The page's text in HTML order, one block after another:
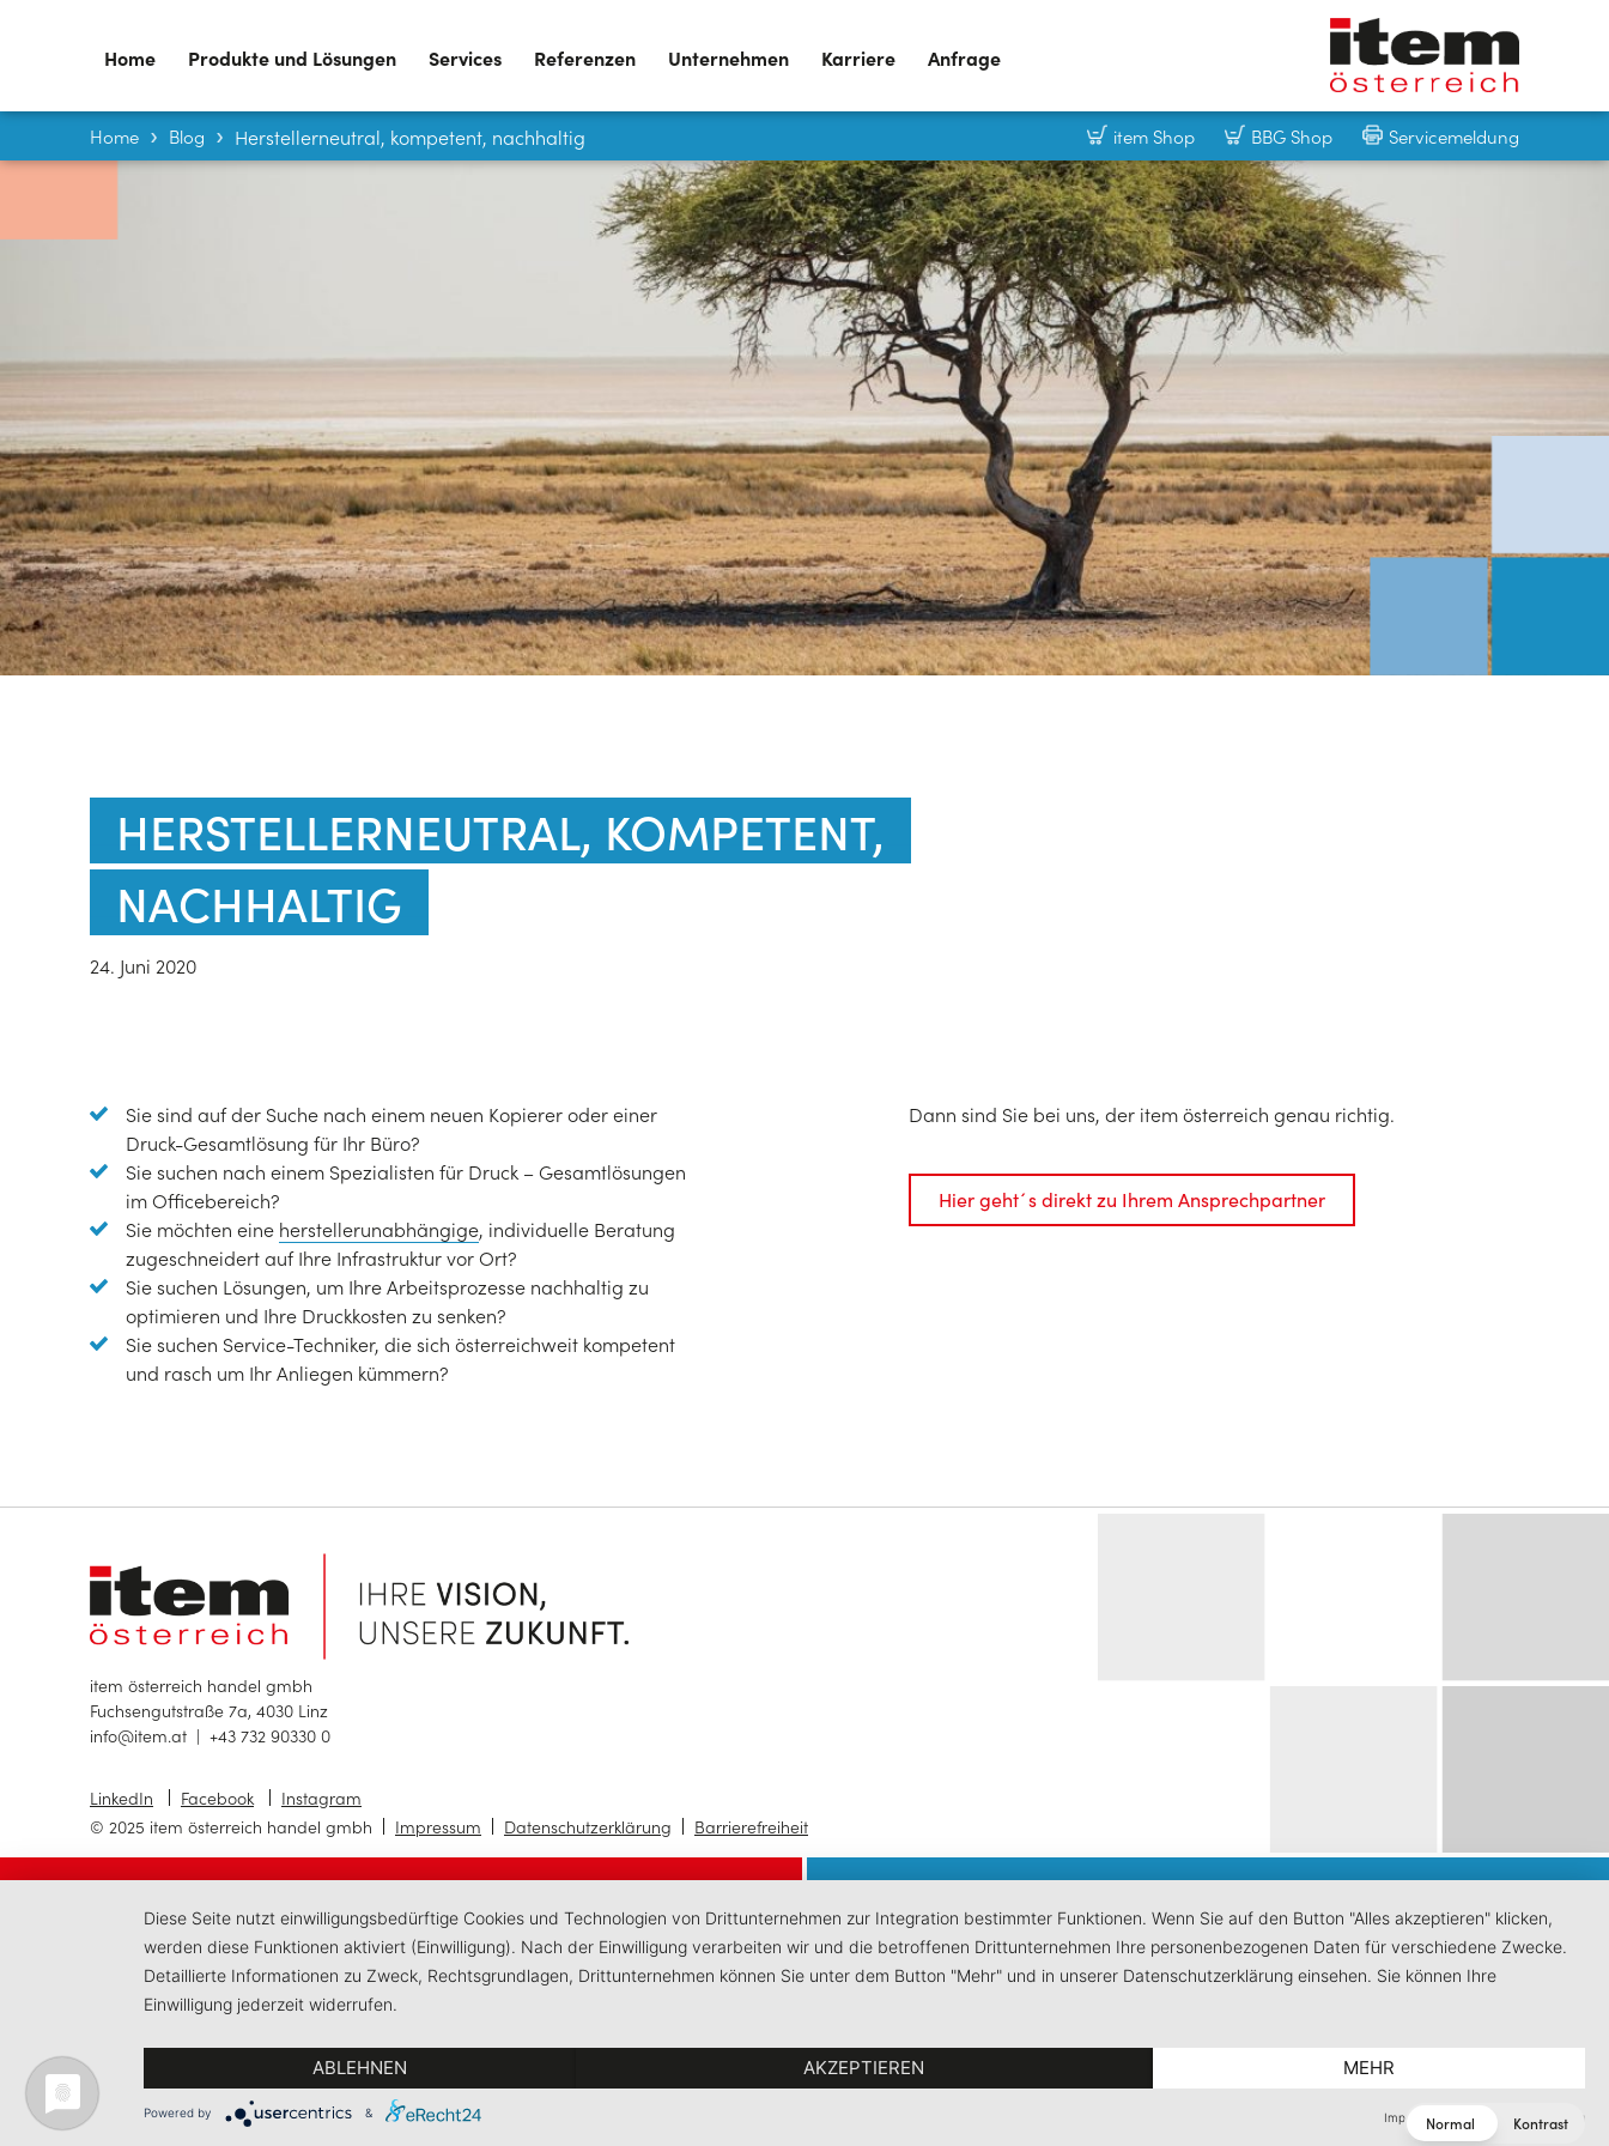
Home Produkte und Lösungen Services Referenzen Unternehmen Karriere Anfrage
Home Blog Herstellerneutral, kompetent, nachhaltig item Shop BBG Shop Servicemeldung
HERSTELLERNEUTRAL, KOMPETENT,
NACHHALTIG
24. Juni 2020
Sie sind auf der Suche nach einem neuen Kopierer oder einer
Druck-Gesamtlösung für Ihr Büro?
Sie suchen nach einem Spezialisten für Druck – Gesamtlösungen
im Officebereich?
Sie möchten eine herstellerunabhängige, individuelle Beratung
zugeschneidert auf Ihre Infrastruktur vor Ort?
Sie suchen Lösungen, um Ihre Arbeitsprozesse nachhaltig zu
optimieren und Ihre Druckkosten zu senken?
Sie suchen Service-Techniker, die sich österreichweit kompetent
und rasch um Ihr Anliegen kümmern?
Dann sind Sie bei uns, der item österreich genau richtig.
Hier geht´s direkt zu Ihrem Ansprechpartner
item österreich handel gmbh
Fuchsengutstraße 7a, 4030 Linz
info@item.at | +43 732 90330 0
© 2025 item österreich handel gmbh Impressum Datenschutzerklärung Barrierefreiheit
LinkedIn Facebook Instagram
Normal Kontrast
Diese Seite nutzt einwilligungsbedürftige Cookies und Technologien von Drittunternehmen zur Integration bestimmter Funktionen. Wenn Sie auf den Button "Alles akzeptieren" klicken,
werden diese Funktionen aktiviert (Einwilligung). Nach der Einwilligung verarbeiten wir und die betroffenen Drittunternehmen Ihre personenbezogenen Daten für verschiedene Zwecke.
Detaillierte Informationen zu Zweck, Rechtsgrundlagen, Drittunternehmen können Sie unter dem Button "Mehr" und in unserer Datenschutzerklärung einsehen. Sie können Ihre
Einwilligung jederzeit widerrufen.
ABLEHNEN AKZEPTIEREN MEHR
Powered by & Impressum Datenschutzerklärung